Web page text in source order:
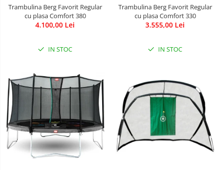
Covorase de joaca
Lampi de veghe
Mobilier Birou
Saltele de infasat
Trambulina Berg Favorit Regular
cu plasa Comfort 380
4.100,00 Lei
IN STOC
Trambulina Berg Favorit Regular
cu plasa Comfort 330
3.555,00 Lei
IN STOC